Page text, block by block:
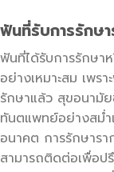
ฟันที่รับการรักษา
ฟันที่ได้รับการรักษา
อย่างเหมาะสม เพร
รักษาแล้ว สุขอนามั
ทันตแพทย์อย่างสม่ำ
อนาคต การรักษาร
สามารถติดต่อเพื่อป